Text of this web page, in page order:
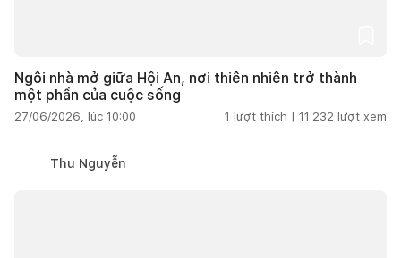
Ngôi nhà mở giữa Hội An, nơi thiên nhiên trở thành
một phần của cuộc sống
27/06/2026, lúc 10:00 1 lượt thích | 11.232 lượt xem
Thu Nguyễn